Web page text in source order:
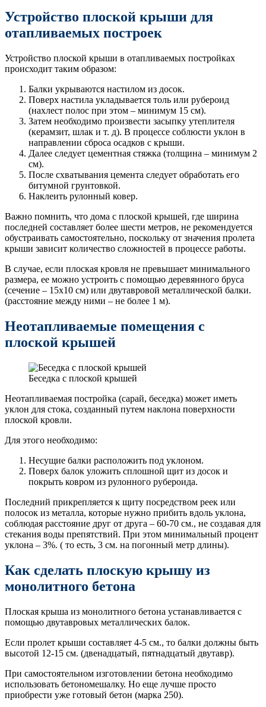
Устройство плоской крыши для
отапливаемых построек
Устройство плоской крыши в отапливаемых постройках
происходит таким образом:
Балки укрываются настилом из досок.
Поверх настила укладывается толь или рубероид
(нахлест полос при этом – минимум 15 см).
Затем необходимо произвести засыпку утеплителя
(керамзит, шлак и т. д). В процессе соблюсти уклон в
направлении сброса осадков с крыши.
Далее следует цементная стяжка (толщина – минимум 2
см).
После схватывания цемента следует обработать его
битумной грунтовкой.
Наклеить рулонный ковер.
Важно помнить, что дома с плоской крышей, где ширина
последней составляет более шести метров, не рекомендуется
обустраивать самостоятельно, поскольку от значения пролета
крыши зависит количество сложностей в процессе работы.
В случае, если плоская кровля не превышает минимального
размера, ее можно устроить с помощью деревянного бруса
(сечение – 15х10 см) или двутавровой металлической балки.
(расстояние между ними – не более 1 м).
Неотапливаемые помещения с
плоской крышей
Беседка с плоской крышей
Неотапливаемая постройка (сарай, беседка) может иметь
уклон для стока, созданный путем наклона поверхности
плоской кровли.
Для этого необходимо:
Несущие балки расположить под уклоном.
Поверх балок уложить сплошной щит из досок и
покрыть ковром из рулонного рубероида.
Последний прикрепляется к щиту посредством реек или
полосок из металла, которые нужно прибить вдоль уклона,
соблюдая расстояние друг от друга – 60-70 см., не создавая для
стекания воды препятствий. При этом минимальный процент
уклона – 3%. ( то есть, 3 см. на погонный метр длины).
Как сделать плоскую крышу из
монолитного бетона
Плоская крыша из монолитного бетона устанавливается с
помощью двутавровых металлических балок.
Если пролет крыши составляет 4-5 см., то балки должны быть
высотой 12-15 см. (двенадцатый, пятнадцатый двутавр).
При самостоятельном изготовлении бетона необходимо
использовать бетономешалку. Но еще лучше просто
приобрести уже готовый бетон (марка 250).